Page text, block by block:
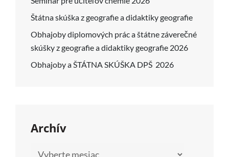
Štátna skúška z geografie a didaktiky geografie
Obhajoby diplomových prác a štátne záverečné
skúšky z geografie a didaktiky geografie 2026
Obhajoby a ŠTÁTNA SKÚŠKA DPŠ 2026
Archív
Archív